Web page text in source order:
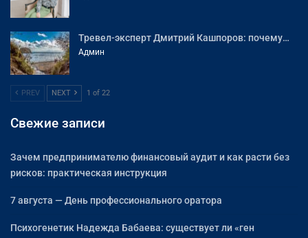
Тревел-эксперт Дмитрий Кашпоров: почему…
Админ
PREV NEXT 1 of 22
Свежие записи
Зачем предпринимателю финансовый аудит и как расти без
рисков: практическая инструкция
7 августа — День профессионального оратора
Психогенетик Надежда Бабаева: существует ли «ген